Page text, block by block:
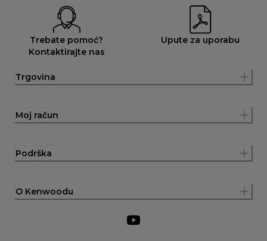
Trebate pomoć?
Kontaktirajte nas
Upute za uporabu
Trgovina
Moj račun
Podrška
O Kenwoodu